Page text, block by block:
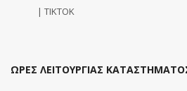
| TIKTOK
ΩΡΕΣ ΛΕΙΤΟΥΡΓΙΑΣ